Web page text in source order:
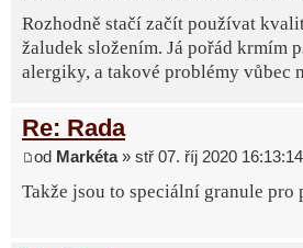
Rozhodně stačí začít používat
žaludek složením. Já pořád krmím
alergiky, a takové problémy vůbec
Re: Rada
od Markéta» stř 07. říj 2020 16:13:14
Takže jsou to speciální granule pro